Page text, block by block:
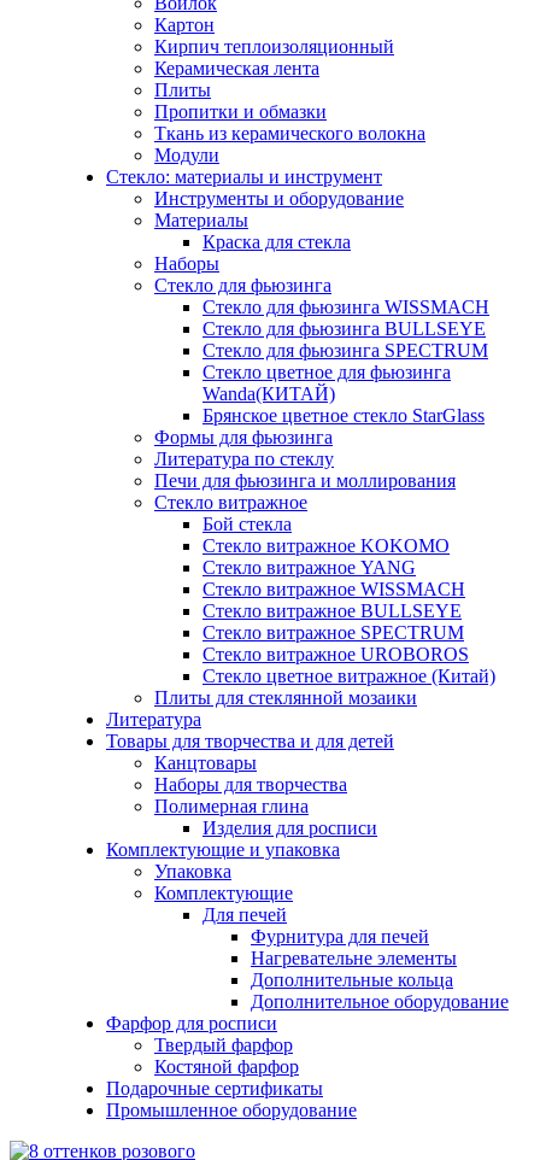
Картон
Кирпич теплоизоляционный
Керамическая лента
Плиты
Пропитки и обмазки
Ткань из керамического волокна
Модули
Стекло: материалы и инструмент
Инструменты и оборудование
Материалы
Краска для стекла
Наборы
Стекло для фьюзинга
Стекло для фьюзинга WISSMACH
Стекло для фьюзинга BULLSEYE
Стекло для фьюзинга SPECTRUM
Стекло цветное для фьюзинга
Wanda(КИТАЙ)
Брянское цветное стекло StarGlass
Формы для фьюзинга
Литература по стеклу
Печи для фьюзинга и моллирования
Стекло витражное
Бой стекла
Стекло витражное KOKOMO
Стекло витражное YANG
Стекло витражное WISSMACH
Стекло витражное BULLSEYE
Стекло витражное SPECTRUM
Стекло витражное UROBOROS
Стекло цветное витражное (Китай)
Плиты для стеклянной мозаики
Литература
Товары для творчества и для детей
Канцтовары
Наборы для творчества
Полимерная глина
Изделия для росписи
Комплектующие и упаковка
Упаковка
Комплектующие
Для печей
Фурнитура для печей
Нагревательне элементы
Дополнительные кольца
Дополнительное оборудование
Фарфор для росписи
Твердый фарфор
Костяной фарфор
Подарочные сертификаты
Промышленное оборудование